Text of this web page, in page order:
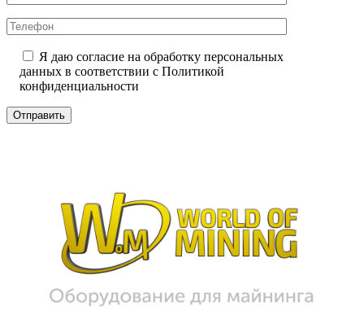
Я даю согласие на обработку персональных
данных в соответствии с Политикой
конфиденциальности